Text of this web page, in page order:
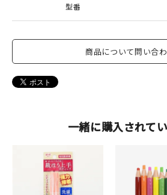
型番
商品について問い合
一緒に購入されて